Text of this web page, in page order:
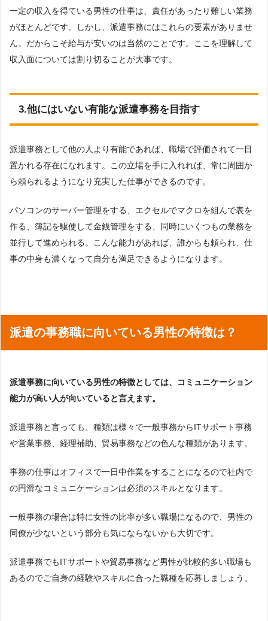
一定の収入を得ている男性の仕事は、責任があったり難しい業務
がほとんどです。しかし、派遣事務にはこれらの要素がありませ
ん。だからこそ給与が安いのは当然のことです。ここを理解して
収入面については割り切ることが大事です。
3.他にはいない有能な派遣事務を目指す
派遣事務として他の人より有能であれば、職場で評価されて一目
置かれる存在になれます。この立場を手に入れれば、常に周囲か
ら頼られるようになり充実した仕事ができるのです。
パソコンのサーバー管理をする、エクセルでマクロを組んで表を
作る、簿記を駆使して金銭管理をする、同時にいくつもの業務を
並行して進められる。こんな能力があれば、誰からも頼られ、仕
事の中身も濃くなって自分も満足できるようになります。
派遣の事務職に向いている男性の特徴は？
派遣事務に向いている男性の特徴としては、コミュニケーション
能力が高い人が向いていると言えます。
派遣事務と言っても、種類は様々で一般事務からITサポート事務
や営業事務、経理補助、貿易事務などの色んな種類があります。
事務の仕事はオフィスで一日中作業をすることになるので社内で
の円滑なコミュニケーションは必須のスキルとなります。
一般事務の場合は特に女性の比率が多い職場になるので、男性の
同僚が少ないという部分も気にならないかも大切です。
派遣事務でもITサポートや貿易事務など男性が比較的多い職場も
あるのでご自身の経験やスキルに合った職種を応募しましょう。